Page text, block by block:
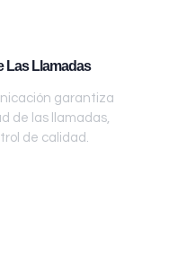
Las Llamadas
garantiza
de las llamadas,
de calidad.